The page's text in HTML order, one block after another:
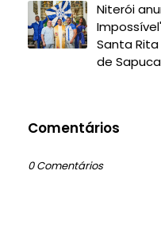
Niterói
Santa
de
Comentários
0 Comentários